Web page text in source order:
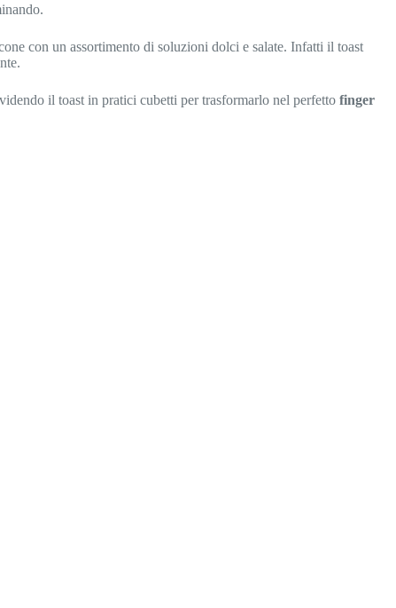
con un assortimento di soluzioni dolci e salate. Infatti il toast
il toast in pratici cubetti per trasformarlo nel perfetto finger